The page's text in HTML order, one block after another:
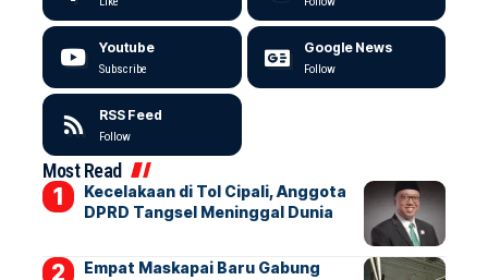
Youtube
Subscribe
Google News
Follow
RSS Feed
Follow
Most Read
Kecelakaan di Tol Cipali, Anggota
DPRD Tangsel Meninggal Dunia
Empat Maskapai Baru Gabung